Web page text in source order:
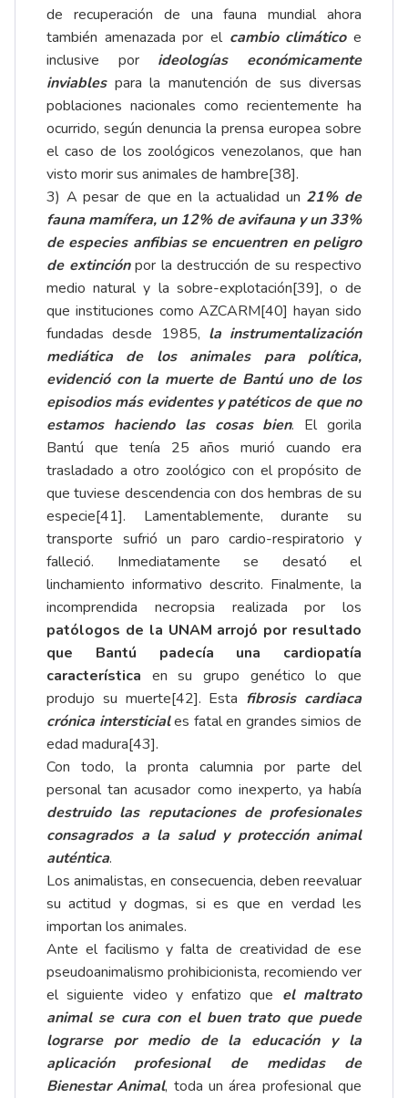
de recuperación de una fauna mundial ahora
también amenazada por el cambio climáticoe
inclusive por ideologías económicamente
inviablespara la manutención de sus diversas
poblaciones nacionales como recientemente ha
ocurrido, según denuncia la prensa europea sobre
el caso de los zoológicos venezolanos, que han
visto morir sus animales de hambre[38].
3) A pesar de que en la actualidad un 21% de
fauna mamífera, un 12% de avifauna y un 33%
de especies anfibias se encuentren en peligro
de extinciónpor la destrucción de su respectivo
medio natural y la sobre-explotación[39], o de
que instituciones como AZCARM[40] hayan sido
fundadas desde 1985, la instrumentalización
mediática de los animales para política,
evidenció con la muerte de Bantú uno de los
episodios más evidentes y patéticos de que no
estamos haciendo las cosas bien. El gorila
Bantú que tenía 25 años murió cuando era
trasladado a otro zoológico con el propósito de
que tuviese descendencia con dos hembras de su
especie[41]. Lamentablemente, durante su
transporte sufrió un paro cardio-respiratorio y
falleció. Inmediatamente se desató el
linchamiento informativo descrito. Finalmente, la
incomprendida necropsia realizada por los
patólogos de la UNAM arrojó por resultado
que Bantú padecía una cardiopatía
característica en su grupo genético lo que
produjo su muerte[42]. Esta fibrosis cardiaca
crónica intersticiales fatal en grandes simios de
edad madura[43].
Con todo, la pronta calumnia por parte del
personal tan acusador como inexperto, ya había
destruido las reputaciones de profesionales
consagrados a la salud y protección animal
auténtica.
Los animalistas, en consecuencia, deben reevaluar
su actitud y dogmas, si es que en verdad les
importan los animales.
Ante el facilismo y falta de creatividad de ese
pseudoanimalismo prohibicionista, recomiendo ver
el siguiente video y enfatizo que el maltrato
animal se cura con el buen trato que puede
lograrse por medio de la educación y la
aplicación profesional de medidas de
Bienestar Animal, toda un área profesional que